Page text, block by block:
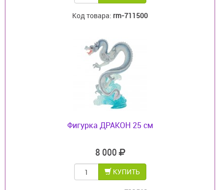
Код товара: rm-711500
Фигурка ДРАКОН 25 см
8 000
КУПИТЬ